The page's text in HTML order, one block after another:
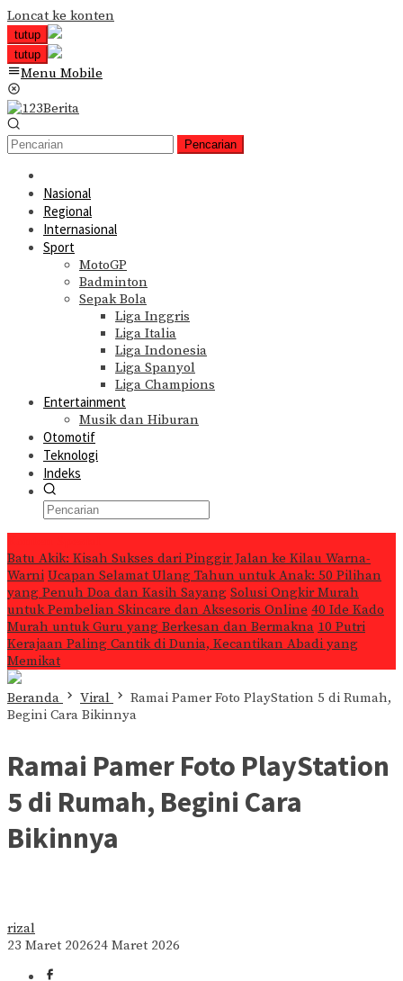
Loncat ke konten
tutup
tutup
Menu Mobile
Pencarian
Nasional
Regional
Internasional
Sport
MotoGP
Badminton
Sepak Bola
Liga Inggris
Liga Italia
Liga Indonesia
Liga Spanyol
Liga Champions
Entertainment
Musik dan Hiburan
Otomotif
Teknologi
Indeks
Batu Akik: Kisah Sukses dari Pinggir Jalan ke Kilau Warna-
Warni Ucapan Selamat Ulang Tahun untuk Anak: 50 Pilihan
yang Penuh Doa dan Kasih Sayang Solusi Ongkir Murah
untuk Pembelian Skincare dan Aksesoris Online 40 Ide Kado
Murah untuk Guru yang Berkesan dan Bermakna 10 Putri
Kerajaan Paling Cantik di Dunia, Kecantikan Abadi yang
Memikat
Beranda Viral
Ramai Pamer Foto PlayStation 5 di Rumah,
Begini Cara Bikinnya
Ramai Pamer Foto PlayStation
5 di Rumah, Begini Cara
Bikinnya
rizal
23 Maret 202624 Maret 2026